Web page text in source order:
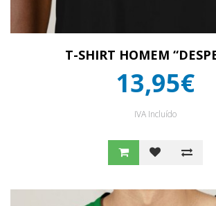
T-SHIRT HOMEM
13,95€
IVA Incluído